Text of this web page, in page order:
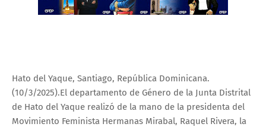
Hato del Yaque, Santiago, República Dominicana.
(10/3/2025).El departamento de Género de la Junta Distrital
de Hato del Yaque realizó de la mano de la presidenta del
Movimiento Feminista Hermanas Mirabal, Raquel Rivera, la